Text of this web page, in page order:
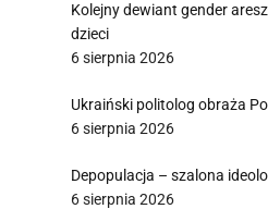
Kolejny dewiant gender
dzieci
6 sierpnia 2026
Ukraiński politolog obraża
6 sierpnia 2026
Depopulacja – szalona
6 sierpnia 2026